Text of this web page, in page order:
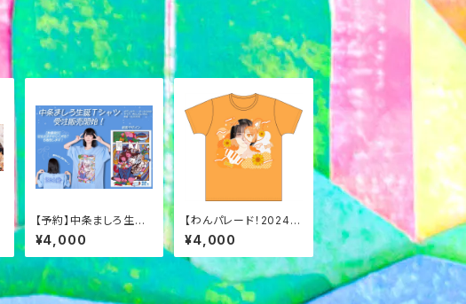
【予約】中条ましろ生誕
Tシャツ2026
¥4,000
【わんパレード！2024】
推しTシャツ
¥4,000